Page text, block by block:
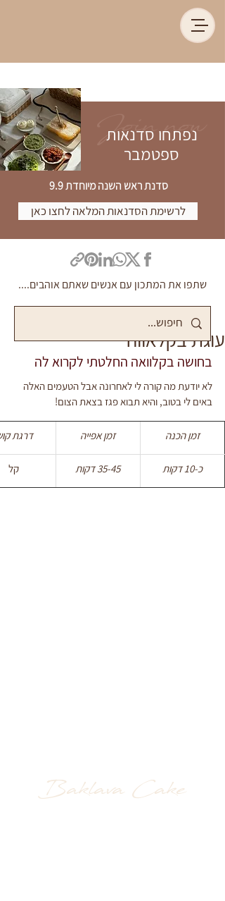
Join now
נפתחו סדנאות
ספטמבר
סדנת ראש השנה מיוחדת 9.9
לרשימת הסדנאות המלאה לחצו כאן
שתפו את המתכון עם אנשים שאתם אוהבים....
עוגת בקלאווה
בחושה בקלוואה החלטתי לקרוא לה
לא יודעת מה קורה לי לאחרונה אבל הטעמים האלה
באים לי בטוב, והיא תבוא פגז בצאת הצום!
זמן הכנה זמן אפייה דרגת
כ-10 דקות 35-45 דקות קל
Baklava Cake